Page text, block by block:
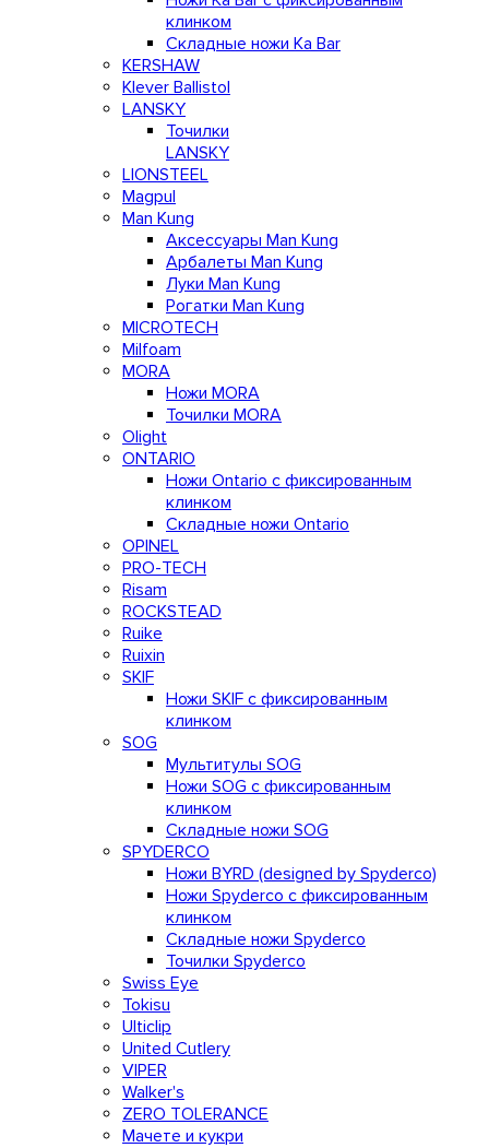
клинком
Складные ножи Ka Bar
KERSHAW
Klever Ballistol
LANSKY
Точилки
LANSKY
LIONSTEEL
Magpul
Man Kung
Аксессуары Man Kung
Арбалеты Man Kung
Луки Man Kung
Рогатки Man Kung
MICROTECH
Milfoam
MORA
Ножи MORA
Точилки MORA
Olight
ONTARIO
Ножи Ontario c фиксированным
клинком
Складные ножи Ontario
OPINEL
PRO-TECH
Risam
ROCKSTEAD
Ruike
Ruixin
SKIF
Ножи SKIF с фиксированным
клинком
SOG
Мультитулы SOG
Ножи SOG с фиксированным
клинком
Складные ножи SOG
SPYDERCO
Ножи BYRD (designed by Spyderco)
Ножи Spyderco c фиксированным
клинком
Складные ножи Spyderco
Точилки Spyderco
Swiss Eye
Tokisu
Ulticlip
United Cutlery
VIPER
Walker's
ZERO TOLERANCE
Мачете и кукри